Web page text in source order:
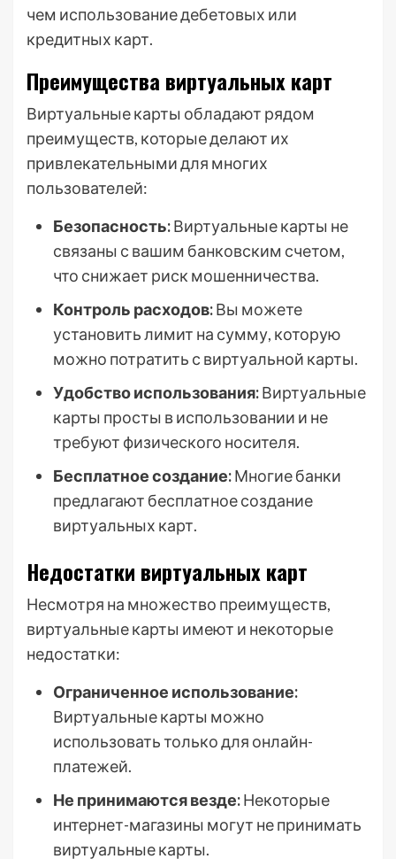
чем использование дебетовых или
кредитных карт.
Преимущества виртуальных карт
Виртуальные карты обладают рядом
преимуществ, которые делают их
привлекательными для многих
пользователей:
Безопасность:Виртуальные карты не
связаны с вашим банковским счетом,
что снижает риск мошенничества.
Контроль расходов:Вы можете
установить лимит на сумму, которую
можно потратить с виртуальной карты.
Удобство использования:Виртуальные
карты просты в использовании и не
требуют физического носителя.
Бесплатное создание:Многие банки
предлагают бесплатное создание
виртуальных карт.
Недостатки виртуальных карт
Несмотря на множество преимуществ,
виртуальные карты имеют и некоторые
недостатки:
Ограниченное использование:
Виртуальные карты можно
использовать только для онлайн-
платежей.
Не принимаются везде:Некоторые
интернет-магазины могут не принимать
виртуальные карты.